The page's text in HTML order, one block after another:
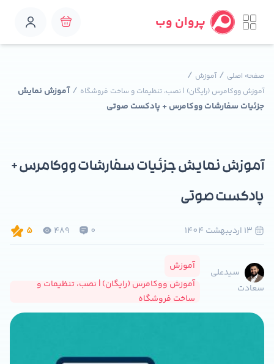
پروان وب
صفحه اصلی /آموزش /
آموزش ووکامرس (رایگان) | نصب، تنظیمات و ساخت فروشگاه /آموزش نمایش
جزئیات سفارشات ووکامرس + پادکست صوتی
0
489
5
آموزش نمایش جزئیات سفارشات ووکامرس +
پادکست صوتی
سیدعلی
سعادت
آموزش
آموزش ووکامرس (رایگان) | نصب، تنظیمات و
ساخت فروشگاه